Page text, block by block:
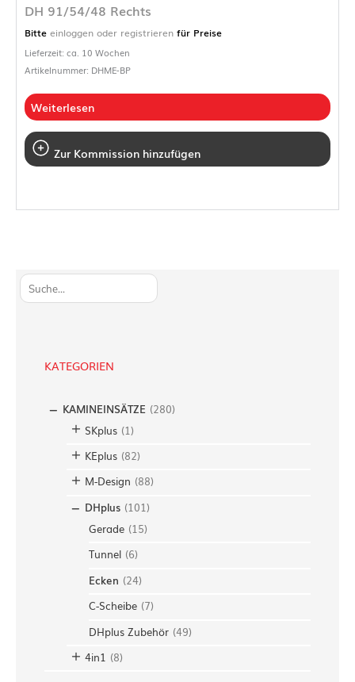
S
u
KATEGORIEN
KAMINEINSÄTZE (280)
SKplus (1)
KEplus (82)
M-Design (88)
DHplus (101)
Gerade (15)
Tunnel (6)
Ecken (24)
C-Scheibe (7)
DHplus Zubehör (49)
4in1 (8)
DH 91/54/48 Rechts
Bitte einloggen oder registrieren für Preise
Lieferzeit: ca. 10 Wochen
Artikelnummer: DHME-BP
Weiterlesen
Zur Kommission hinzufügen